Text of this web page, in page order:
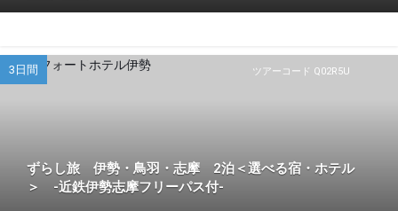
ツアーコード Q02R5U
3日間
ずらし旅 伊勢・鳥羽・志摩 2泊＜選べる宿・ホテル
＞ -近鉄伊勢志摩フリーパス付-